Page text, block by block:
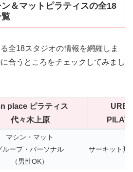
＆マットピラティスの全18
全18スタジオの情報を網羅しま
合うところをチェックしてみまし
place ピラティス
代々木上原
マシン・マット
ループ・パーソナル
（男性OK）
マ
サーキット形